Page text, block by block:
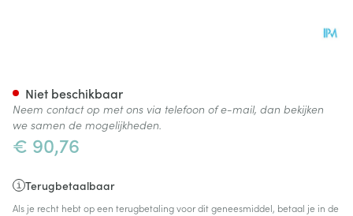
€ 90,76
Terugbetaalbaar
Als je recht hebt op een terugbetaling voor dit geneesmiddel, betaal je in de
Niet beschikbaar
Neem contact op met ons via telefoon of e-mail, dan bekijken
we samen de mogelijkheden.